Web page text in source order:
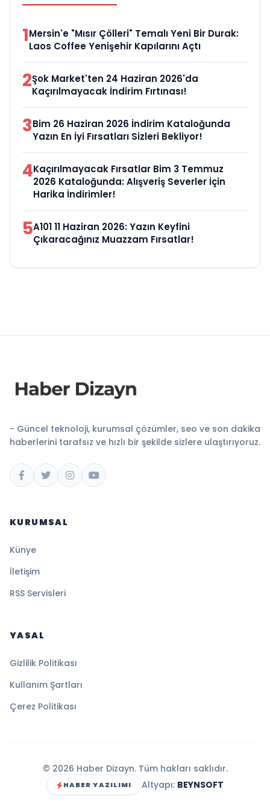
1Mersin'e "Mısır Çölleri" Temalı Yeni Bir Durak:
Laos Coffee Yenişehir Kapılarını Açtı
2Şok Market'ten 24 Haziran 2026'da
Kaçırılmayacak İndirim Fırtınası!
3Bim 26 Haziran 2026 İndirim Kataloğunda
Yazın En İyi Fırsatları Sizleri Bekliyor!
4Kaçırılmayacak Fırsatlar Bim 3 Temmuz
2026 Kataloğunda: Alışveriş Severler İçin
Harika İndirimler!
5A101 11 Haziran 2026: Yazın Keyfini
Çıkaracağınız Muazzam Fırsatlar!
- Güncel teknoloji, kurumsal çözümler, seo ve son dakika
haberlerini tarafsız ve hızlı bir şekilde sizlere ulaştırıyoruz.
KURUMSAL
Künye
İletişim
RSS Servisleri
YASAL
Gizlilik Politikası
Kullanım Şartları
Çerez Politikası
© 2026 Haber Dizayn. Tüm hakları saklıdır.
HABER YAZILIMI Altyapı: BEYNSOFT